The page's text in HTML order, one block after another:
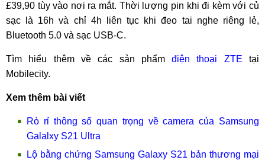
£39,90 tùy vào nơi ra mắt. Thời lượng pin khi đi kèm với củ
sạc là 16h và chỉ 4h liên tục khi đeo tai nghe riêng lẻ,
Bluetooth 5.0 và sạc USB-C.
Tìm hiểu thêm về các sản phẩmđiện thoại ZTE tại
Mobilecity.
Xem thêm bài viết
Rò rỉ thông số quan trọng về camera của Samsung
Galalxy S21 Ultra
Lộ bằng chứng Samsung Galaxy S21 bản thương mại